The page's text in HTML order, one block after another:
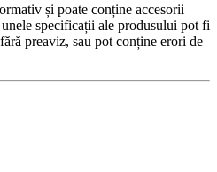
și poate conține accesorii
specificații ale produsului pot fi
preaviz, sau pot conține erori de